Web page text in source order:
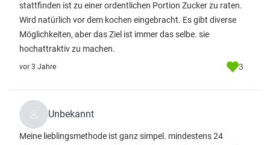
stattfinden ist zu einer ordentlichen Portion Zucker zu raten.
Wird natürlich vor dem kochen eingebracht. Es gibt diverse
Möglichkeiten, aber das Ziel ist immer das selbe. sie
hochattraktiv zu machen.
vor 3 Jahre 3
Unbekannt
Meine lieblingsmethode ist ganz simpel. mindestens 24